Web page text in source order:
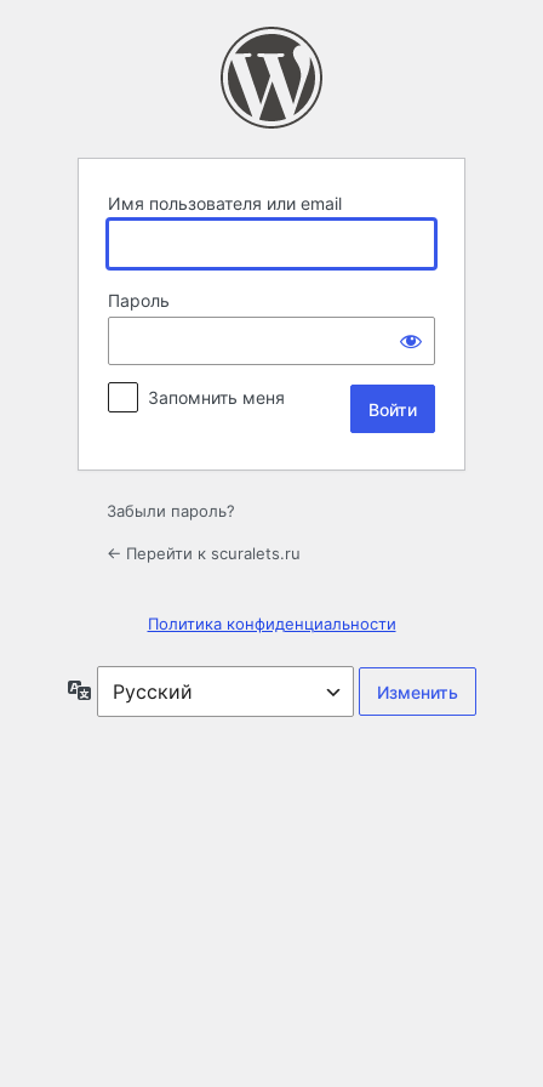
Имя пользователя или email
Пароль
Запомнить меня
Забыли пароль?
← Перейти к scuralets.ru
Политика конфиденциальности
Язык